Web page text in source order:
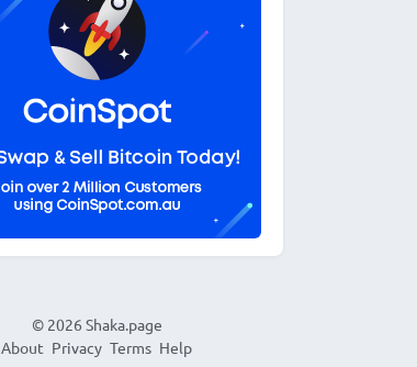
© 2026 Shaka.page
About Privacy Terms Help